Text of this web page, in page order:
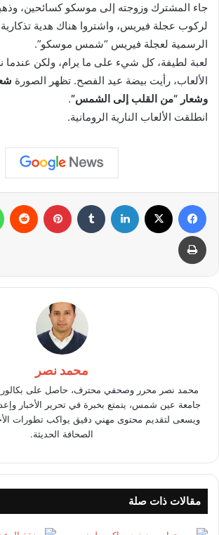
لركوب عجلة فيريس، واشتروا هناك هدية
الرسمية لعجلة فيريس “شمس موسكو”.
لعبة لطيفة، كل شيء على ما يرام، ولكن
الألعاب، رأيت بيضة عيد الفصح. تظهر الصورة
وشعار “من القلب إلى الشمس”.
انطلقت الألعاب النارية الرومانية.
فيسبوك لينكدإن بينتيريست
طباعة
محمد نصر
محمد نصر محرر وصحفي محترف، حاصل على
جامعة عين شمس، يتمتع بخبرة في تحرير الأخبار وإعداد
ويسعى لتقديم محتوى مهني دقيق يواكب تطورات
الصحافة الحديثة.
مقالات ذات صلة